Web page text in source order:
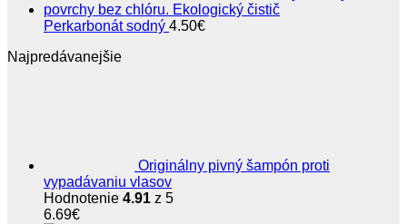
Perkarbonát sodný 4.50€
Najpredávanejšie
Originálny pivný šampón proti
vypadávaniu vlasov
Hodnotenie 4.91 z 5
6.69€